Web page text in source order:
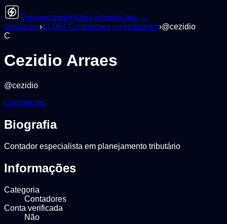
ProspectagramMais informações →
Instagram›11.064 Contadores no Instagram›@cezidio
C
Cezidio Arraes
@cezidio
Contadores
Biografia
Contador especialista em planejamento tributário
Informações
Categoria
Contadores
Conta verificada
Não